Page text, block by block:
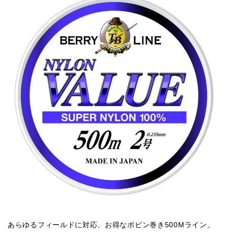
あらゆるフィールドに対応、お得なボビン巻き500Mライン。